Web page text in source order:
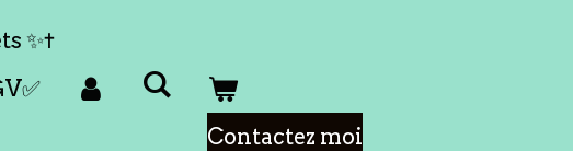
✨✝️
Contactez moi